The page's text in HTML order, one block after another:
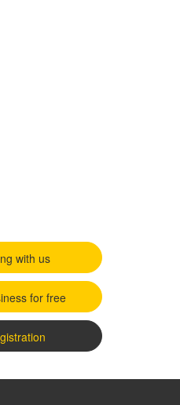
with us
for free